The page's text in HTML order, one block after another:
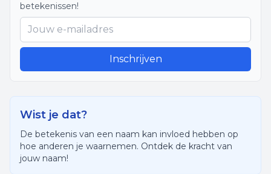
betekenissen!
Inschrijven
Wist je dat?
De betekenis van een naam kan invloed hebben op
hoe anderen je waarnemen. Ontdek de kracht van
jouw naam!